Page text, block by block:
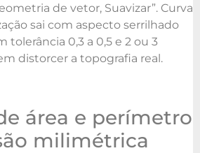
de vetor, Suavizar”. Curva
sai com aspecto serrilhado
tolerância 0,3 a 0,5 e 2 ou 3
distorcer a topografia real.
área e perímetro
milimétrica